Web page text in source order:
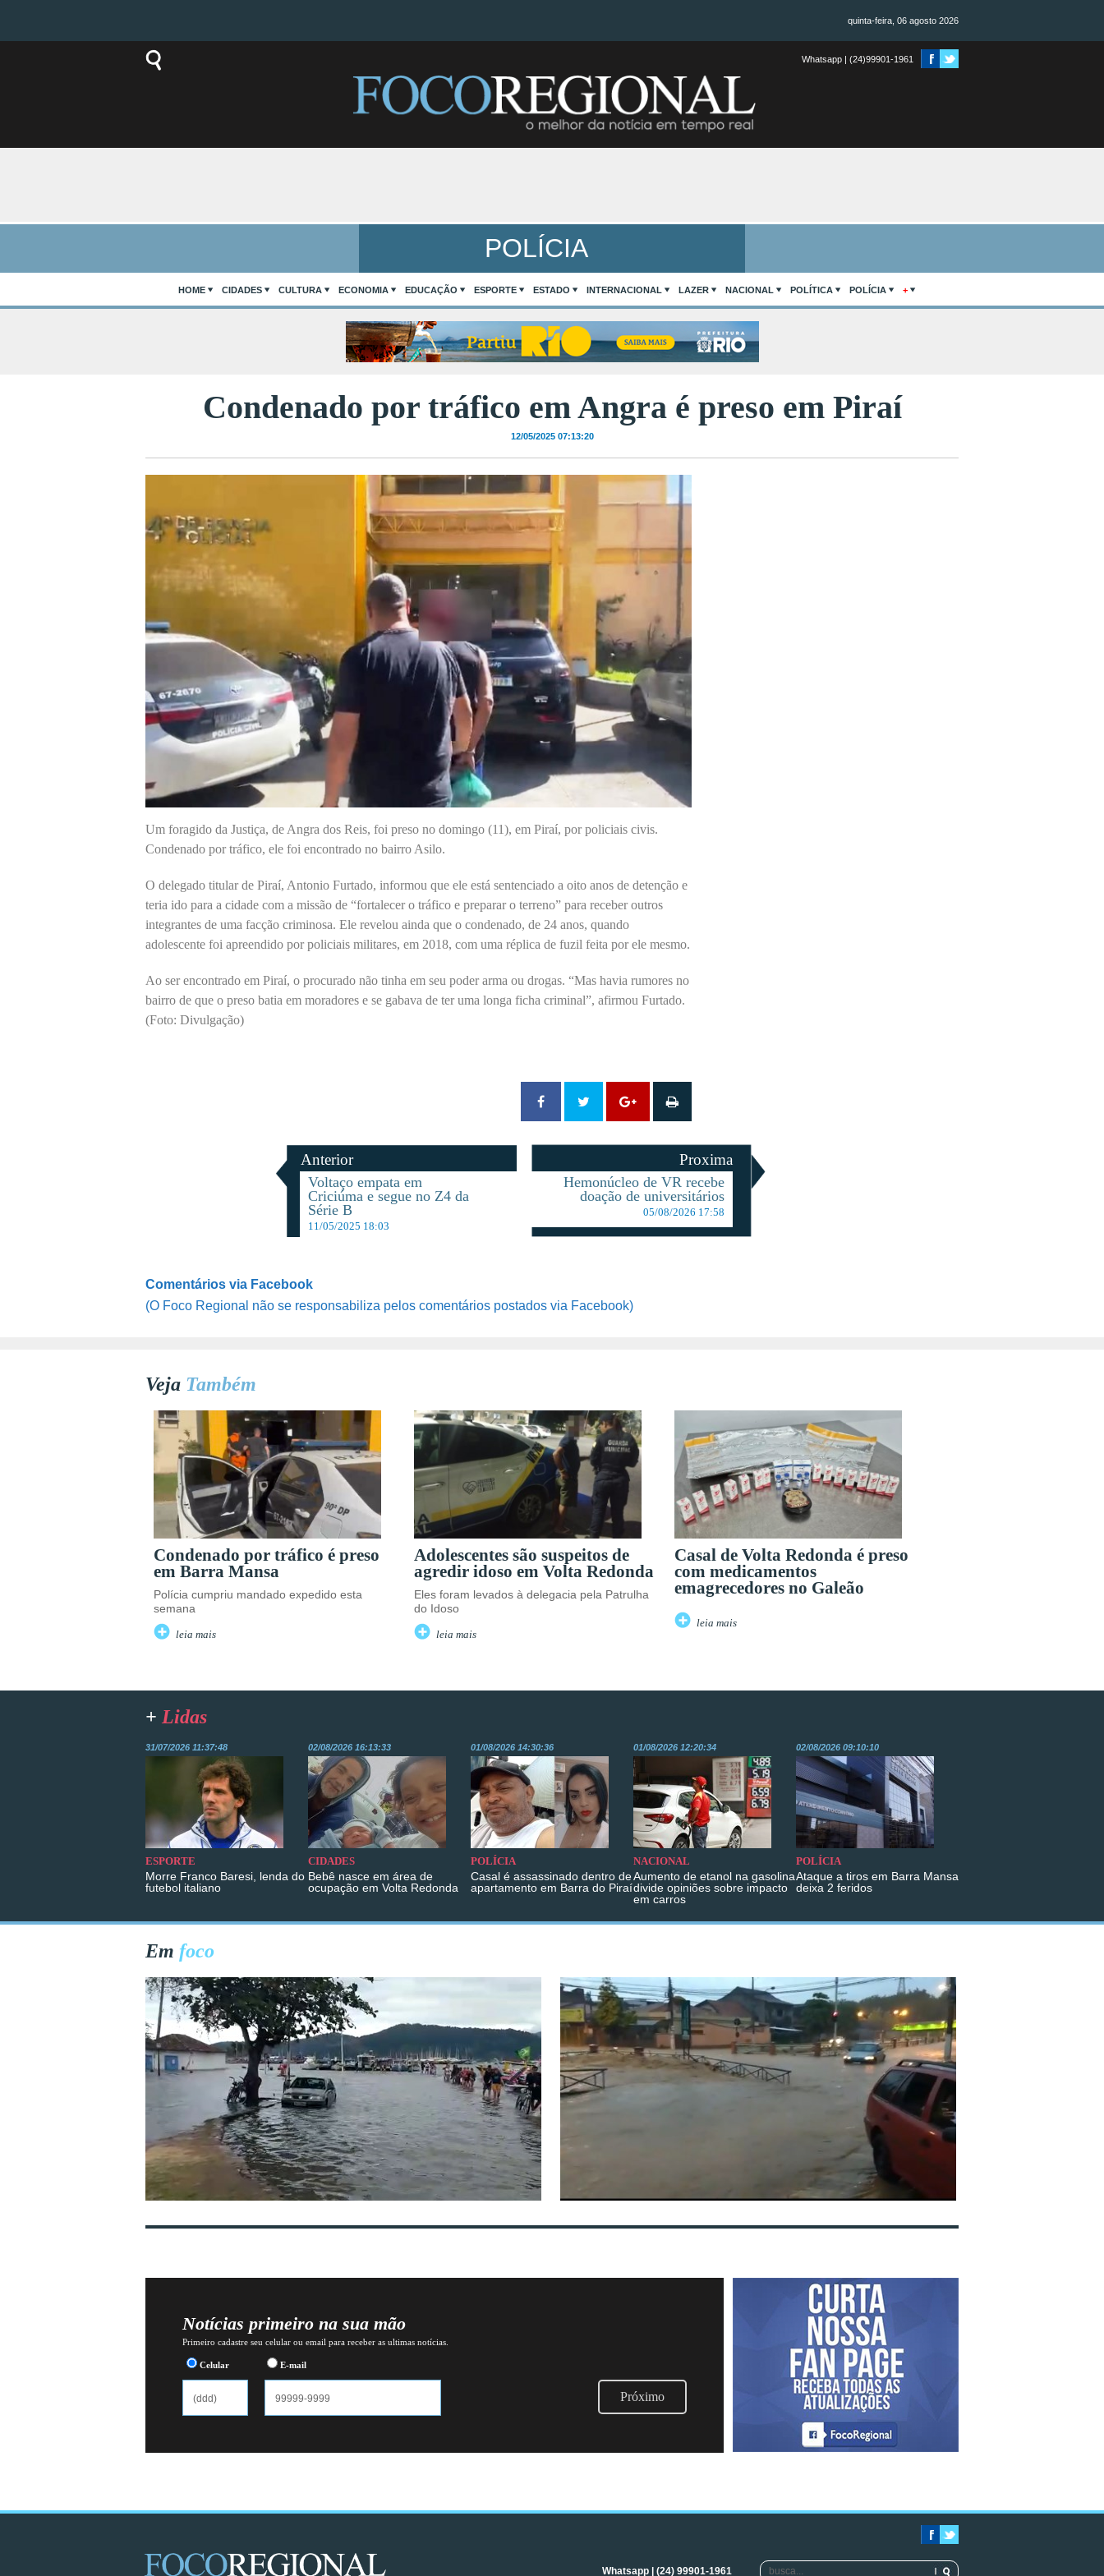
quinta-feira, 06 agosto 2026
Whatsapp | (24)99901-1961
POLÍCIA
HOME CIDADES CULTURA ECONOMIA EDUCAÇÃO ESPORTE ESTADO INTERNACIONAL LAZER NACIONAL POLÍTICA POLÍCIA +
Condenado por tráfico em Angra é preso em Piraí
12/05/2025 07:13:20
Um foragido da Justiça, de Angra dos Reis, foi preso no domingo (11), em Piraí, por policiais civis.
Condenado por tráfico, ele foi encontrado no bairro Asilo.
O delegado titular de Piraí, Antonio Furtado, informou que ele está sentenciado a oito anos de detenção e
teria ido para a cidade com a missão de “fortalecer o tráfico e preparar o terreno” para receber outros
integrantes de uma facção criminosa. Ele revelou ainda que o condenado, de 24 anos, quando
adolescente foi apreendido por policiais militares, em 2018, com uma réplica de fuzil feita por ele mesmo.
Ao ser encontrado em Piraí, o procurado não tinha em seu poder arma ou drogas. “Mas havia rumores no
bairro de que o preso batia em moradores e se gabava de ter uma longa ficha criminal”, afirmou Furtado.
(Foto: Divulgação)
Anterior
Voltaço empata em
Criciúma e segue no Z4 da
Série B
11/05/2025 18:03
Proxima
Hemonúcleo de VR recebe
doação de universitários
05/08/2026 17:58
Comentários via Facebook
(O Foco Regional não se responsabiliza pelos comentários postados via Facebook)
Veja Também
Condenado por tráfico é preso
em Barra Mansa
Polícia cumpriu mandado expedido esta
semana
leia mais
Adolescentes são suspeitos de
agredir idoso em Volta Redonda
Eles foram levados à delegacia pela Patrulha
do Idoso
leia mais
Casal de Volta Redonda é preso
com medicamentos
emagrecedores no Galeão
leia mais
+ Lidas
31/07/2026 11:37:48
ESPORTE
Morre Franco Baresi, lenda do
futebol italiano
02/08/2026 16:13:33
CIDADES
Bebê nasce em área de
ocupação em Volta Redonda
01/08/2026 14:30:36
POLÍCIA
Casal é assassinado dentro de
apartamento em Barra do Piraí
01/08/2026 12:20:34
NACIONAL
Aumento de etanol na gasolina
divide opiniões sobre impacto
em carros
02/08/2026 09:10:10
POLÍCIA
Ataque a tiros em Barra Mansa
deixa 2 feridos
Em foco
Notícias primeiro na sua mão
Primeiro cadastre seu celular ou email para receber as ultimas notícias.
Celular E-mail
Próximo
Whatsapp | (24) 99901-1961